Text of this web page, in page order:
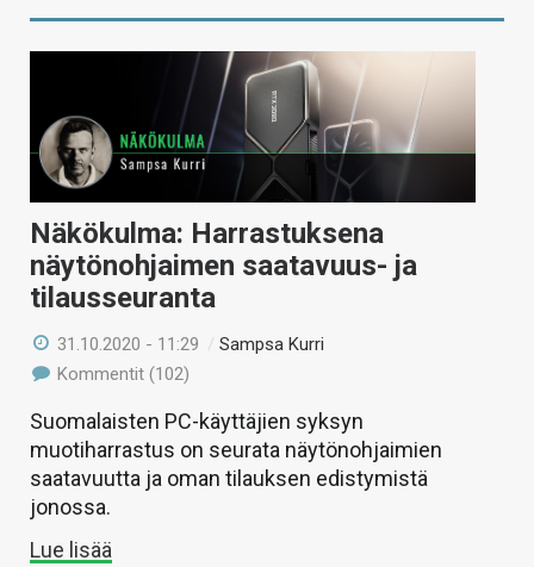
Näkökulma: Harrastuksena
näytönohjaimen saatavuus- ja
tilausseuranta
31.10.2020 - 11:29 /Sampsa Kurri
Kommentit (102)
Suomalaisten PC-käyttäjien syksyn
muotiharrastus on seurata näytönohjaimien
saatavuutta ja oman tilauksen edistymistä
jonossa.
Lue lisää